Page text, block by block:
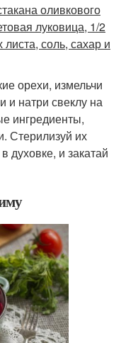
оливкового
луковица, 1/2
соль, сахар и
орехи, измельчи
и натри свеклу на
ингредиенты,
Стерилизуй их
духовке, и закатай